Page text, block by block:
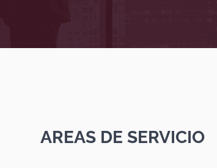
AREAS DE SERVICIO